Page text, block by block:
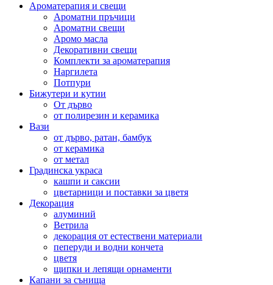
Ароматерапия и свещи
Ароматни пръчици
Ароматни свещи
Аромо масла
Декоративни свещи
Комплекти за ароматерапия
Наргилета
Потпури
Бижутери и кутии
От дърво
от полирезин и керамика
Вази
от дърво, ратан, бамбук
от керамика
от метал
Градинска украса
кашпи и саксии
цветарници и поставки за цветя
Декорация
алуминий
Ветрила
декорация от естествени материали
пеперуди и водни кончета
цветя
щипки и лепящи орнаменти
Капани за сънища